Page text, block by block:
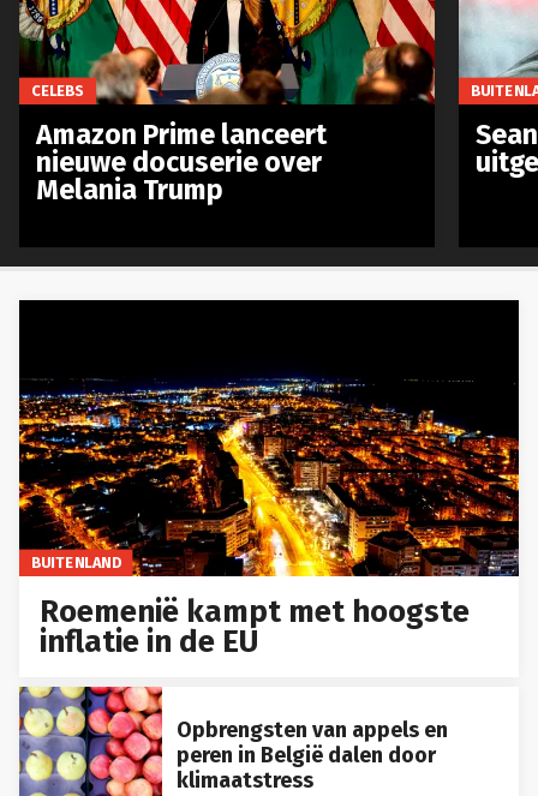
BUITENLAND
Roemenië kampt met hoogste
inflatie in de EU
Opbrengsten van appels en
peren in België dalen door
klimaatstress
CELEBS
Amazon Prime lanceert
nieuwe docuserie over
Melania Trump